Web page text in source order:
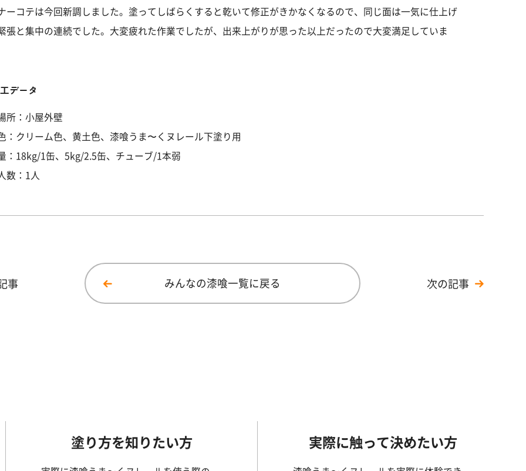
ーコテは今回新調しました。塗ってしばらくすると乾いて修正がきかなくなるので、同じ面は一気に仕上げ
張と集中の連続でした。大変疲れた作業でしたが、出来上がりが思った以上だったので大変満足していま
データ
所：小屋外壁
：クリーム色、黄土色、漆喰うま〜くヌレール下塗り用
：18kg/1缶、5kg/2.5缶、チューブ/1本弱
数：1人
事 みんなの漆喰一覧に戻る 次の記事
塗り方を知りたい方 実際に触って決めたい方